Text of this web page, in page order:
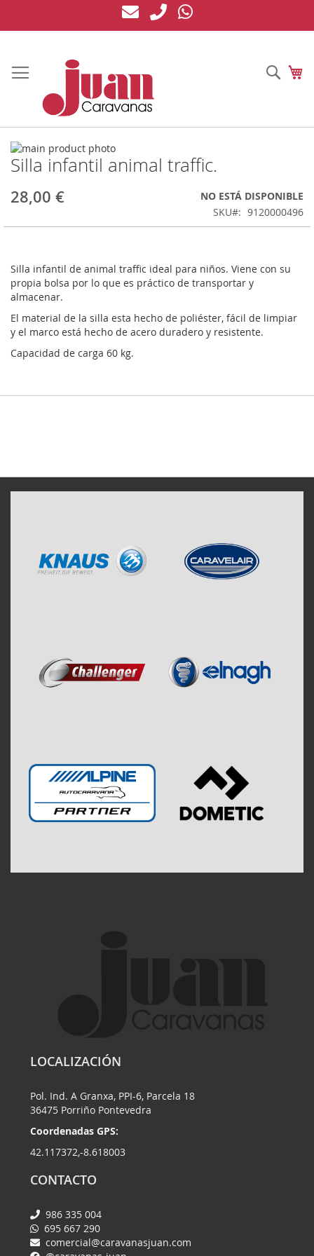
contenido
Silla infantil animal traffic.
28,00 €
NO ESTÁ DISPONIBLE
SKU
9120000496
Silla infantil de animal traffic ideal para niños. Viene con su
propia bolsa por lo que es práctico de transportar y
almacenar.
El material de la silla esta hecho de poliéster, fácil de limpiar
y el marco está hecho de acero duradero y resistente.
Capacidad de carga 60 kg.
Saltar
al
final
de
la
de
Saltar
al
comienzo
de
galería
LOCALIZACIÓN
Pol. Ind. A Granxa, PPI-6, Parcela 18
36475 Porriño Pontevedra
Coordenadas GPS:
42.117372,-8.618003
CONTACTO
986 335 004
695 667 290
comercial@caravanasjuan.com